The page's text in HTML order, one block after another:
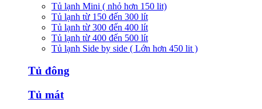
Tủ lạnh Mini ( nhỏ hơn 150 lit)
Tủ lạnh từ 150 đến 300 lít
Tủ lạnh từ 300 đến 400 lít
Tủ lạnh từ 400 đến 500 lít
Tủ lạnh Side by side ( Lớn hơn 450 lit )
Tủ đông
Tủ mát